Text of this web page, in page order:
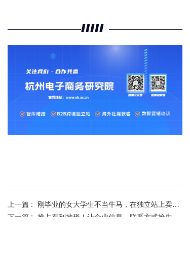
上一篇 : 刚毕业的女大学生不当牛马，在独立站上卖这个，竟然年营收3700万！
下一篇 : 抢占有利地形！让企业信息、联系方式抢先出现在AI生成的答案中！